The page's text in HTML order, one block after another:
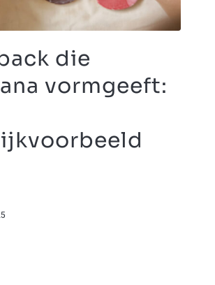
die
vormgeeft: